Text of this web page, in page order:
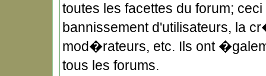
toutes les facettes du forum;
bannissement d'utilisateurs, la
mod�rateurs, etc. Ils ont
tous les forums.